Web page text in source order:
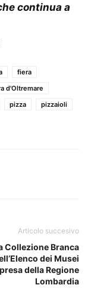
continua a
fiera
d'Oltremare
pizza
pizzaioli
Articolo succesivo
Collezione Branca
dei Musei
della Regione
Lombardia